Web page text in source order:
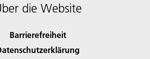
die Website
Barrierefreiheit